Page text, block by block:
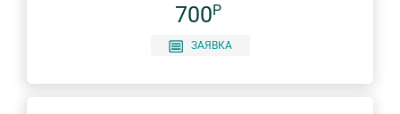
700P
ЗАЯВКА